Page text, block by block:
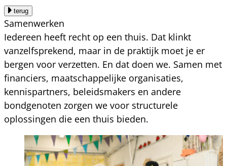
terug
Samenwerken
Iedereen heeft recht op een thuis. Dat klinkt
vanzelfsprekend, maar in de praktijk moet je er
bergen voor verzetten. En dat doen we. Samen met
financiers, maatschappelijke organisaties,
kennispartners, beleidsmakers en andere
bondgenoten zorgen we voor structurele
oplossingen die een thuis bieden.